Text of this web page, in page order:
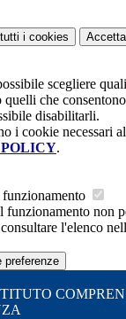
i cookies
scegliere
quelli che
disabilitarli.
i cookie necessari
.
funzionamento non
l'elenco
preferenze